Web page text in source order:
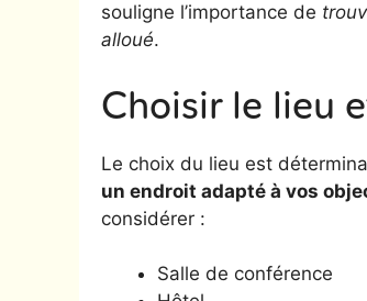
souligne l’importance de
alloué.
Choisir le lieu
Le choix du lieu est
un endroit adapté à vos
considérer :
Salle de conférence